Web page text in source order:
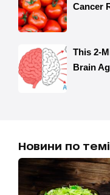
Новини по темі